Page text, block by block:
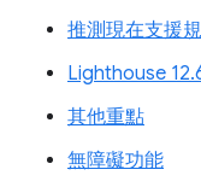
推測現在支援
Lighthouse
其他重點
無障礙功能